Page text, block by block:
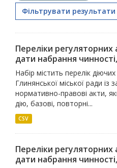
Фільтрувати результати
Переліки регуляторних
дати набрання
Набір містить перелік
Глинянської міської ради із
нормативно-правові акти,
дію, базові, повторні...
CSV
Переліки регуляторних
дати набрання